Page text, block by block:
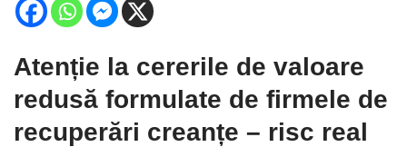
Atenție la cererile de valoare
redusă formulate de firmele de
recuperări creanțe – risc real